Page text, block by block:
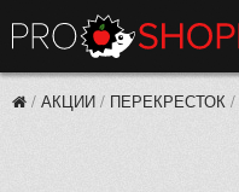
/ АКЦИИ / ПЕРЕКРЕСТОК /